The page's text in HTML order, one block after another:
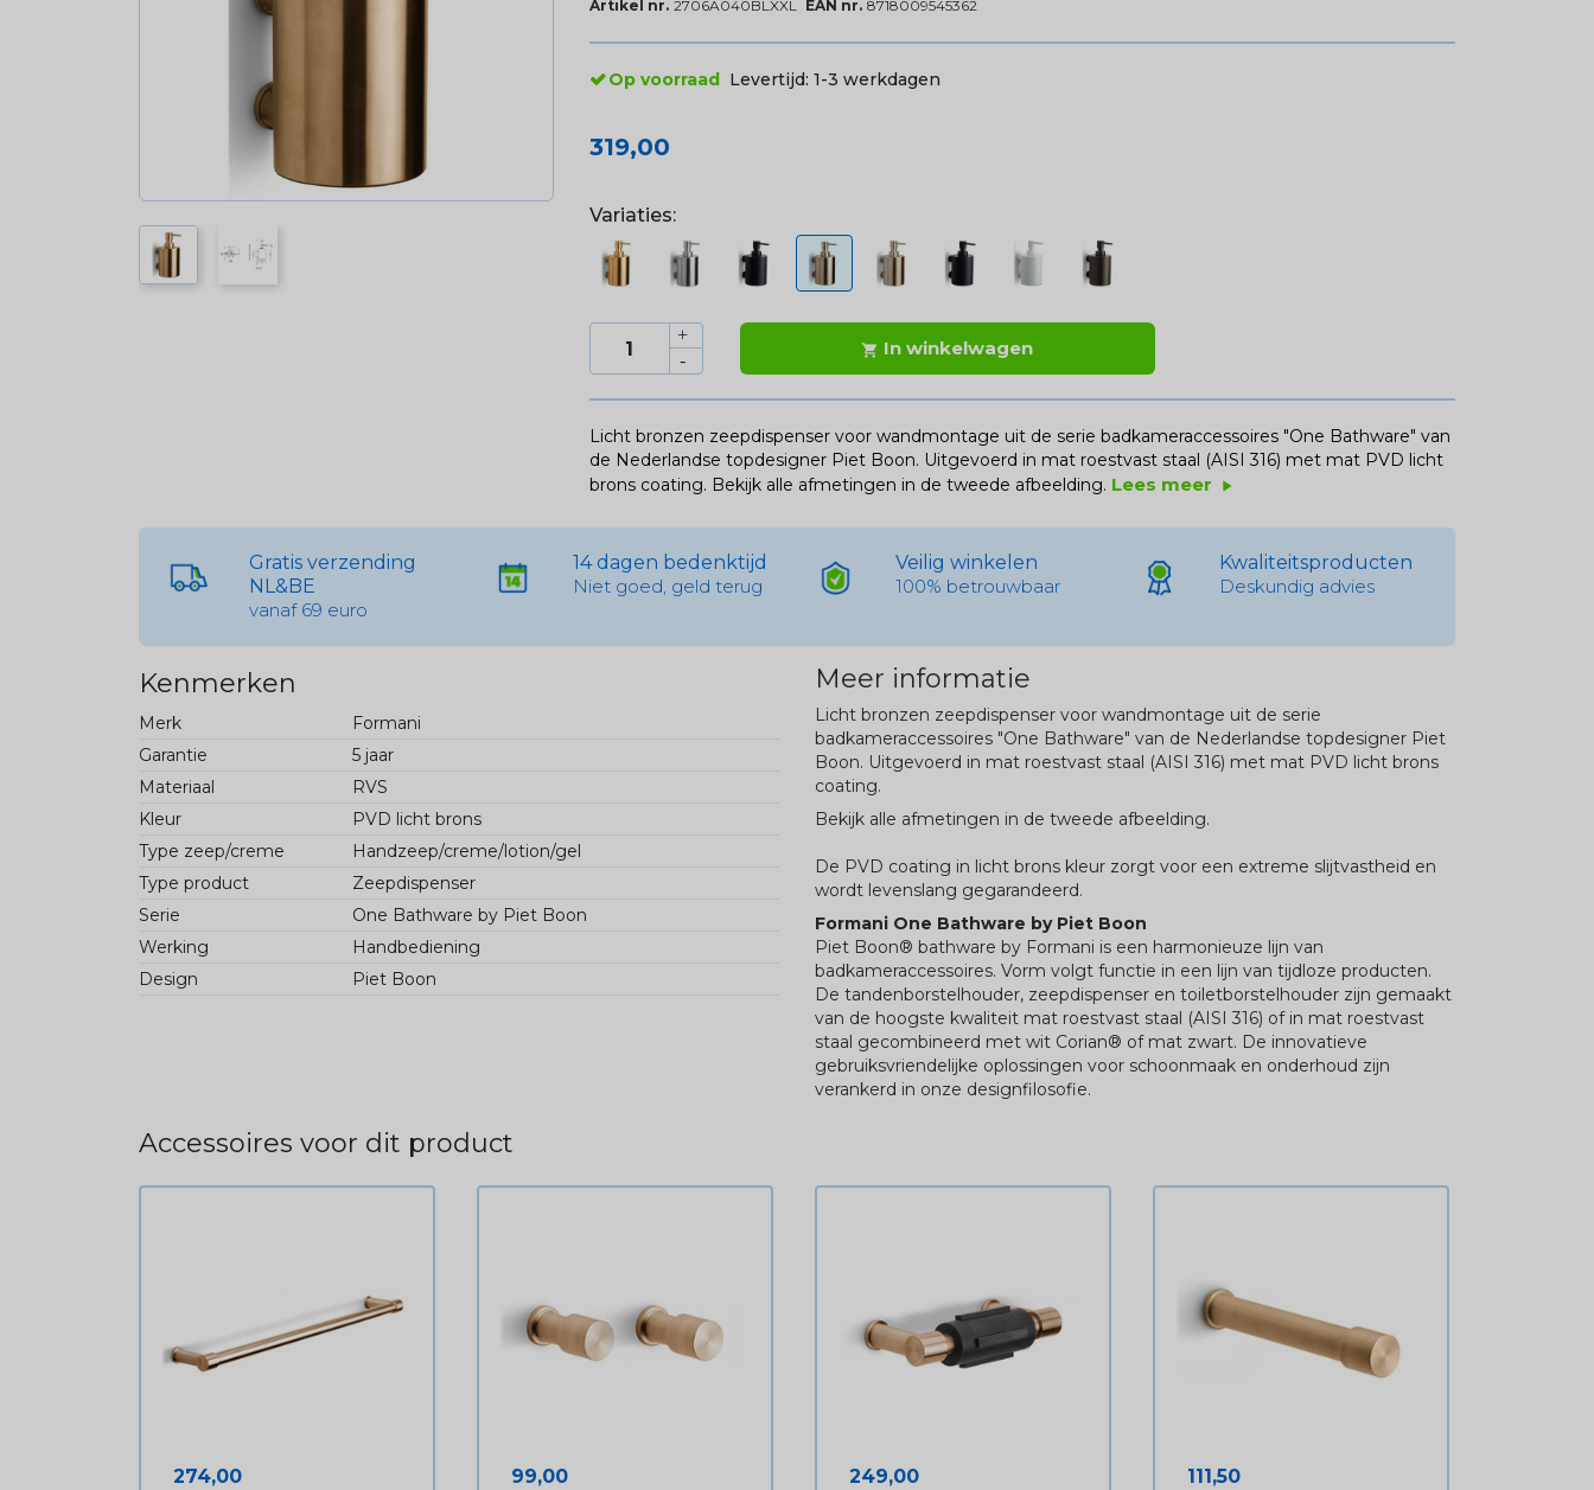
Artikel nr. 2706A040BLXXL EAN nr. 8718009545362
Op voorraad Levertijd: 1-3 werkdagen
319,00
Variaties:
 In winkelwagen
Licht bronzen zeepdispenser voor wandmontage uit de serie badkameraccessoires "One Bathware" van
de Nederlandse topdesigner Piet Boon. Uitgevoerd in mat roestvast staal (AISI 316) met mat PVD licht
brons coating. Bekijk alle afmetingen in de tweede afbeelding. Lees meer play_arrow
Gratis verzending
NL&BE
vanaf 69 euro
14 dagen bedenktijd
Niet goed, geld terug
Veilig winkelen
100% betrouwbaar
Kwaliteitsproducten
Deskundig advies
Kenmerken
Merk
Formani
Garantie
5 jaar
Materiaal
RVS
Kleur
PVD licht brons
Type zeep/creme
Handzeep/creme/lotion/gel
Type product
Zeepdispenser
Serie
One Bathware by Piet Boon
Werking
Handbediening
Design
Piet Boon
Meer informatie
Licht bronzen zeepdispenser voor wandmontage uit de serie
badkameraccessoires "One Bathware" van de Nederlandse topdesigner Piet
Boon. Uitgevoerd in mat roestvast staal (AISI 316) met mat PVD licht brons
coating.
Bekijk alle afmetingen in de tweede afbeelding.
De PVD coating in licht brons kleur zorgt voor een extreme slijtvastheid en
wordt levenslang gegarandeerd.
Formani One Bathware by Piet Boon
Piet Boon® bathware by Formani is een harmonieuze lijn van
badkameraccessoires. Vorm volgt functie in een lijn van tijdloze producten.
De tandenborstelhouder, zeepdispenser en toiletborstelhouder zijn gemaakt
van de hoogste kwaliteit mat roestvast staal (AISI 316) of in mat roestvast
staal gecombineerd met wit Corian® of mat zwart. De innovatieve
gebruiksvriendelijke oplossingen voor schoonmaak en onderhoud zijn
verankerd in onze designfilosofie.
Accessoires voor dit product
Prijs
274,00 Prijs
99,00 Prijs
249,00 Prijs
111,50